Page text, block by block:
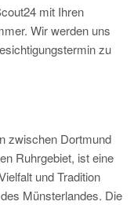
mit Ihren
Wir werden uns
zu
zwischen Dortmund
Ruhrgebiet, ist eine
und Tradition
Münsterlandes. Die